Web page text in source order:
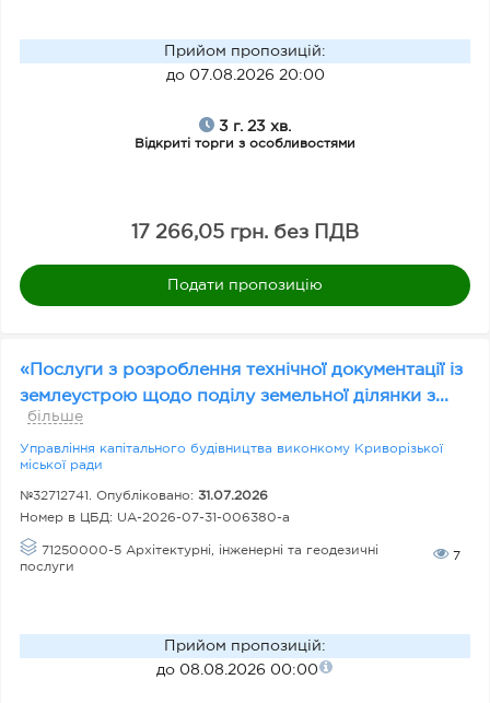
Прийом пропозицій:
до 07.08.2026 20:00
3 г. 23 хв.
Відкриті торги з особливостями
17 266,05 грн. без ПДВ
Подати пропозицію
«Послуги з розроблення технічної документації із
землеустрою щодо поділу земельної ділянки з...
більше
Управління капітального будівництва виконкому Криворізької
міської ради
№32712741. Опубліковано: 31.07.2026
Номер в ЦБД: UA-2026-07-31-006380-a
71250000-5 Архітектурні, інженерні та геодезичні
послуги
7
Прийом пропозицій:
до 08.08.2026 00:00
та
за
ку
в
лі